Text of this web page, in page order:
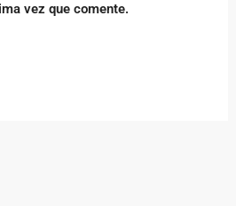
vez que comente.